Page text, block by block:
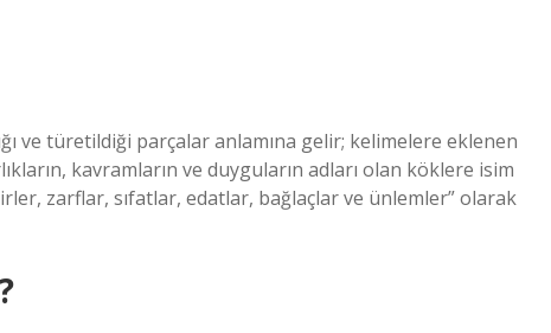
ve türetildiği parçalar anlamına gelir; kelimelere eklenen
kavramların ve duyguların adları olan köklere isim
zarflar, sıfatlar, edatlar, bağlaçlar ve ünlemler” olarak